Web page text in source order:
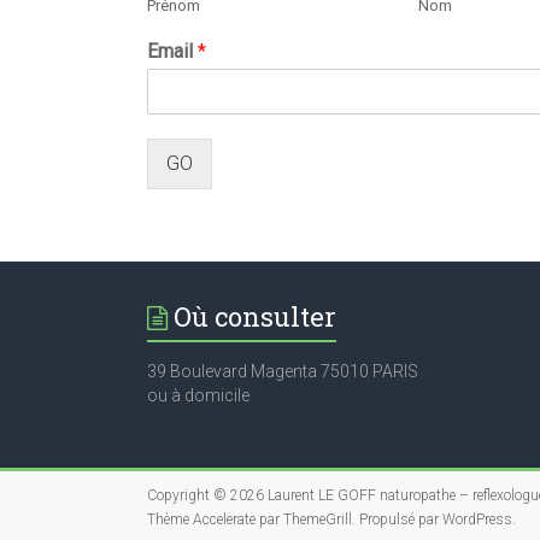
Prénom Nom
Email *
GO
Où consulter
39 Boulevard Magenta 75010 PARIS
ou à domicile
Copyright © 2026 Laurent LE GOFF naturopathe –
Thème Accelerate par ThemeGrill. Propulsé par WordPress.